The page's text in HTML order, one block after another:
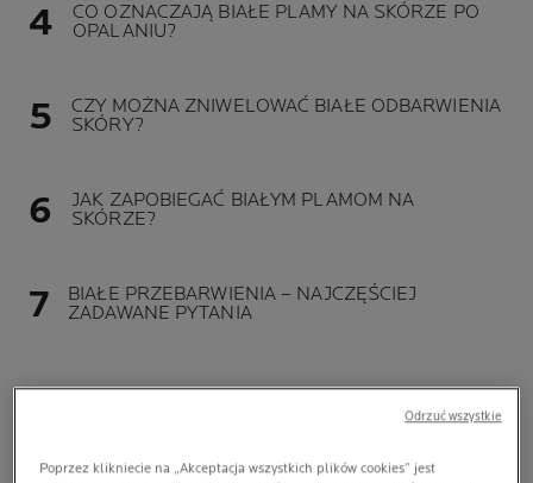
CO OZNACZAJĄ BIAŁE PLAMY NA SKÓRZE PO
OPALANIU?
CZY MOŻNA ZNIWELOWAĆ BIAŁE ODBARWIENIA
SKÓRY?
JAK ZAPOBIEGAĆ BIAŁYM PLAMOM NA
SKÓRZE?
BIAŁE PRZEBARWIENIA – NAJCZĘŚCIEJ
ZADAWANE PYTANIA
Poprzez klikniecie na „Akceptacja wszystkich plików cookies” jest
Odrzuć wszystkie